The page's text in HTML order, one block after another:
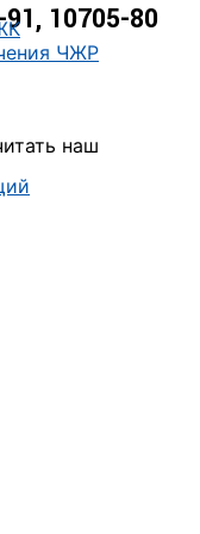
ЧЖР
10705-80
наш